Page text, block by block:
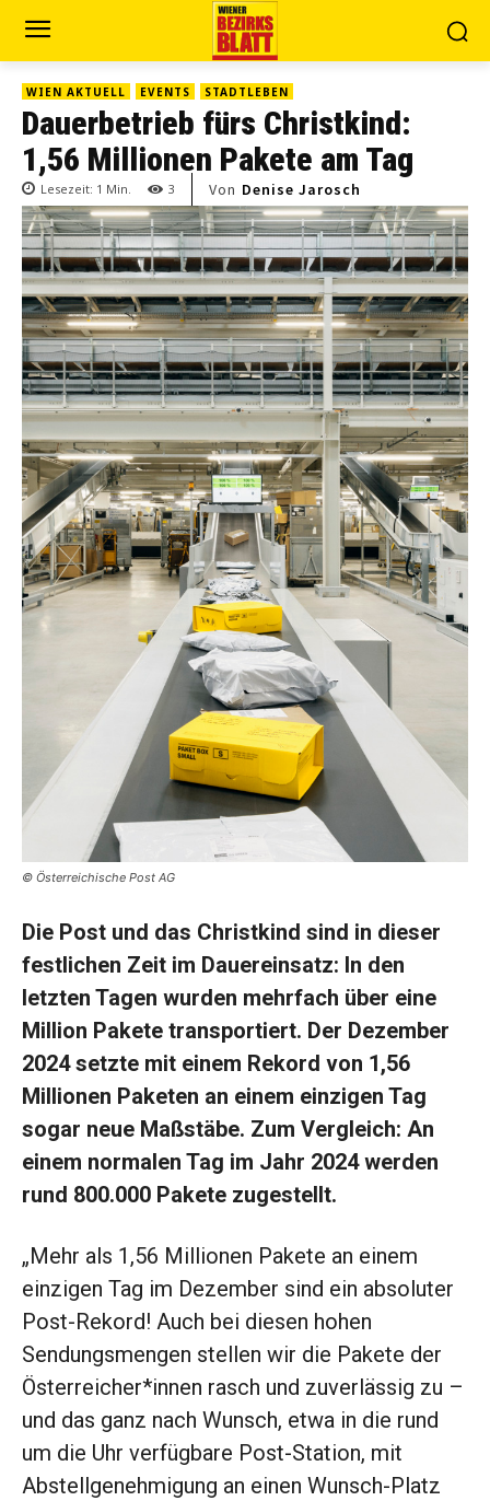
WIEN AKTUELL EVENTS STADTLEBEN
Dauerbetrieb fürs Christkind:
1,56 Millionen Pakete am Tag
Lesezeit: 1 Min. 3 Von Denise Jarosch
© Österreichische Post AG
Die Post und das Christkind sind in dieser
festlichen Zeit im Dauereinsatz: In den
letzten Tagen wurden mehrfach über eine
Million Pakete transportiert. Der Dezember
2024 setzte mit einem Rekord von 1,56
Millionen Paketen an einem einzigen Tag
sogar neue Maßstäbe. Zum Vergleich: An
einem normalen Tag im Jahr 2024 werden
rund 800.000 Pakete zugestellt.
„Mehr als 1,56 Millionen Pakete an einem
einzigen Tag im Dezember sind ein absoluter
Post-Rekord! Auch bei diesen hohen
Sendungsmengen stellen wir die Pakete der
Österreicher*innen rasch und zuverlässig zu –
und das ganz nach Wunsch, etwa in die rund
um die Uhr verfügbare Post-Station, mit
Abstellgenehmigung an einen Wunsch-Platz